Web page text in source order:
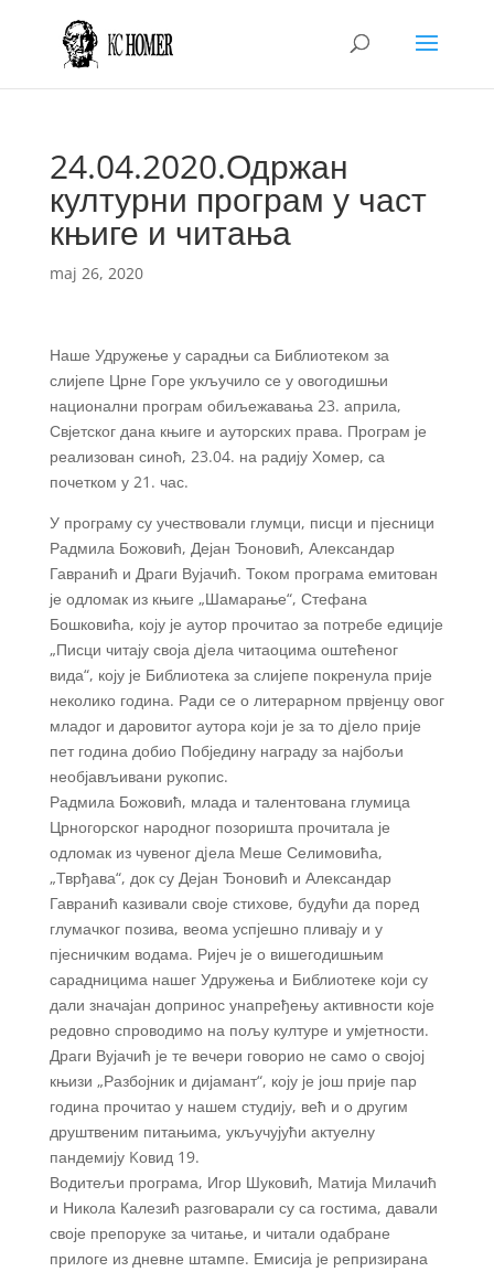
24.04.2020.Одржан
културни програм у част
књиге и читања
maj 26, 2020
Наше Удружење у сарадњи са Библиотеком за
слијепе Црне Горе укључило се у овогодишњи
национални програм обиљежавања 23. априла,
Свјетског дана књиге и ауторских права. Програм је
реализован синоћ, 23.04. на радију Хомер, са
почетком у 21. час.
У програму су учествовали глумци, писци и пјесници
Радмила Божовић, Дејан Ђоновић, Александар
Гавранић и Драги Вујачић. Током програма емитован
је одломак из књиге „Шамарање“, Стефана
Бошковића, коју је аутор прочитао за потребе едиције
„Писци читају своја дjела читаоцима оштећеног
вида“, коју је Библиотека за слијепе покренула прије
неколико година. Ради се о литерарном првјенцу овог
младог и даровитог аутора који је за то дjело прије
пет година добио Побједину награду за најбољи
необјављивани рукопис.
Радмила Божовић, млада и талентована глумица
Црногорског народног позоришта прочитала је
одломак из чувеног дjела Меше Селимовића,
„Тврђава“, док су Дејан Ђоновић и Александар
Гавранић казивали своје стихове, будући да поред
глумачког позива, веома успјешно пливају и у
пјесничким водама. Ријеч је о вишегодишњим
сарадницима нашег Удружења и Библиотеке који су
дали значајан допринос унапређењу активности које
редовно спроводимо на пољу културе и умјетности.
Драги Вујачић је те вечери говорио не само о својој
књизи „Разбојник и дијамант“, коју је још прије пар
година прочитао у нашем студију, већ и о другим
друштвеним питањима, укључујући актуелну
пандемију Kовид 19.
Водитељи програма, Игор Шуковић, Матија Милачић
и Никола Калезић разговарали су са гостима, давали
своје препоруке за читање, и читали одабране
прилоге из дневне штампе. Емисија је репризирана